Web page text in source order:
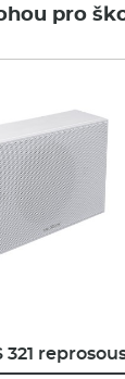
pro
321